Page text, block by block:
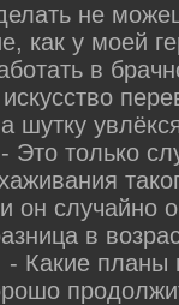
не
как у моей
в
шутку
- Это только
он случайно
в
- Какие